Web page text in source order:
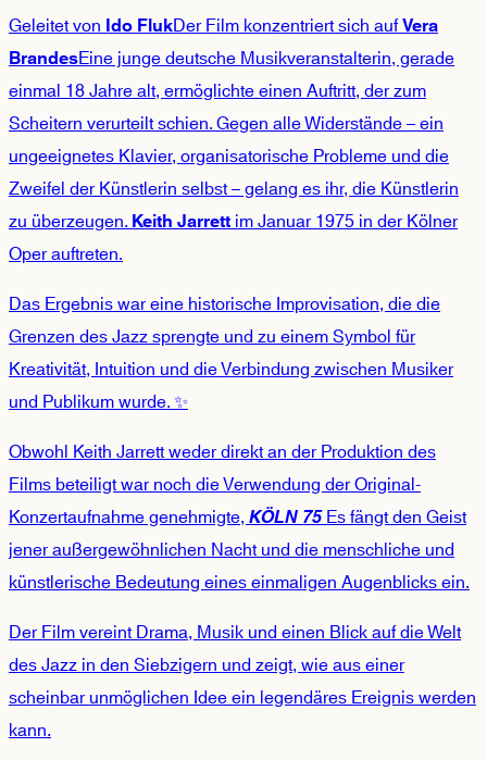
Geleitet vonIdo FlukDer Film konzentriert sich aufVera
BrandesEine junge deutsche Musikveranstalterin, gerade
einmal 18 Jahre alt, ermöglichte einen Auftritt, der zum
Scheitern verurteilt schien. Gegen alle Widerstände – ein
ungeeignetes Klavier, organisatorische Probleme und die
Zweifel der Künstlerin selbst – gelang es ihr, die Künstlerin
zu überzeugen.Keith Jarrettim Januar 1975 in der Kölner
Oper auftreten.
Das Ergebnis war eine historische Improvisation, die die
Grenzen des Jazz sprengte und zu einem Symbol für
Kreativität, Intuition und die Verbindung zwischen Musiker
und Publikum wurde. ✨
Obwohl Keith Jarrett weder direkt an der Produktion des
Films beteiligt war noch die Verwendung der Original-
Konzertaufnahme genehmigte,KÖLN 75Es fängt den Geist
jener außergewöhnlichen Nacht und die menschliche und
künstlerische Bedeutung eines einmaligen Augenblicks ein.
Der Film vereint Drama, Musik und einen Blick auf die Welt
des Jazz in den Siebzigern und zeigt, wie aus einer
scheinbar unmöglichen Idee ein legendäres Ereignis werden
kann.